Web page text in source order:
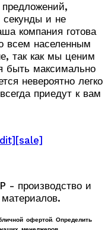
секунды и не
компания готова
всем населенным
так как мы ценим
быть максимально
невероятно легко
приедут к вам
- производство и
офертой. Определить